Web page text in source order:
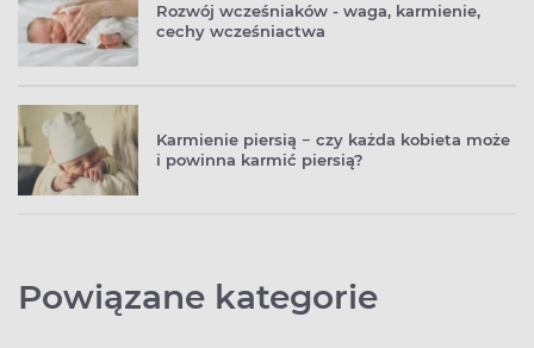
Rozwój wcześniaków - waga, karmienie,
cechy wcześniactwa
Karmienie piersią − czy każda kobieta może
i powinna karmić piersią?
Powiązane kategorie